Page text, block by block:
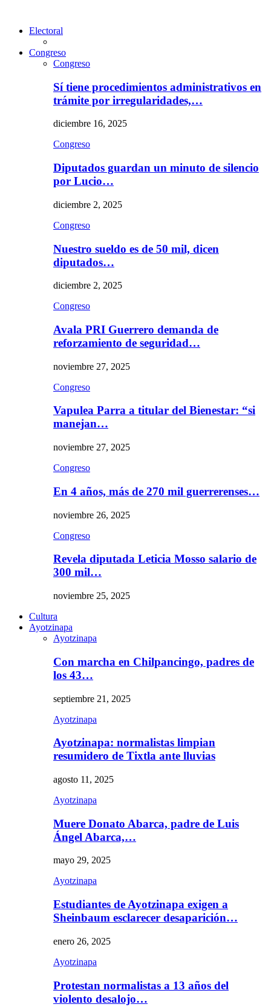
Electoral
Congreso
Congreso
Sí tiene procedimientos administrativos en
trámite por irregularidades,…
diciembre 16, 2025
Congreso
Diputados guardan un minuto de silencio
por Lucio…
diciembre 2, 2025
Congreso
Nuestro sueldo es de 50 mil, dicen
diputados…
diciembre 2, 2025
Congreso
Avala PRI Guerrero demanda de
reforzamiento de seguridad…
noviembre 27, 2025
Congreso
Vapulea Parra a titular del Bienestar: “si
manejan…
noviembre 27, 2025
Congreso
En 4 años, más de 270 mil guerrerenses…
noviembre 26, 2025
Congreso
Revela diputada Leticia Mosso salario de
300 mil…
noviembre 25, 2025
Cultura
Ayotzinapa
Ayotzinapa
Con marcha en Chilpancingo, padres de
los 43…
septiembre 21, 2025
Ayotzinapa
Ayotzinapa: normalistas limpian
resumidero de Tixtla ante lluvias
agosto 11, 2025
Ayotzinapa
Muere Donato Abarca, padre de Luis
Ángel Abarca,…
mayo 29, 2025
Ayotzinapa
Estudiantes de Ayotzinapa exigen a
Sheinbaum esclarecer desaparición…
enero 26, 2025
Ayotzinapa
Protestan normalistas a 13 años del
violento desalojo…